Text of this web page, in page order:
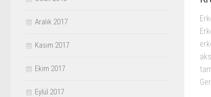
Aralık 2017
Kasım 2017
Ekim 2017
Eylül 2017